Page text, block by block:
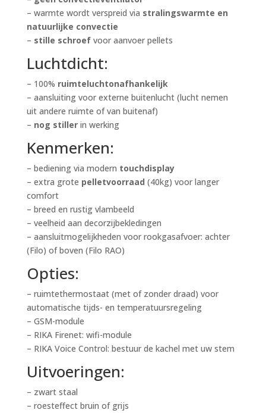
– warmte wordt verspreid via stralingswarmte en
natuurlijke convectie
– stille schroefvoor aanvoer pellets
Luchtdicht:
– 100% ruimteluchtonafhankelijk
– aansluiting voor externe buitenlucht (lucht nemen
uit andere ruimte of van buitenaf)
– nog stillerin werking
Kenmerken:
– bediening via modern touchdisplay
– extra grote pelletvoorraad (40kg) voor langer
comfort
– breed en rustig vlambeeld
– veelheid aan decorzijbekledingen
– aansluitmogelijkheden voor rookgasafvoer: achter
(Filo) of boven (Filo RAO)
Opties:
– ruimtethermostaat (met of zonder draad) voor
automatische tijds- en temperatuursregeling
– GSM-module
– RIKA Firenet: wifi-module
– RIKA Voice Control: bestuur de kachel met uw stem
Uitvoeringen:
– zwart staal
– roesteffect bruin of grijs